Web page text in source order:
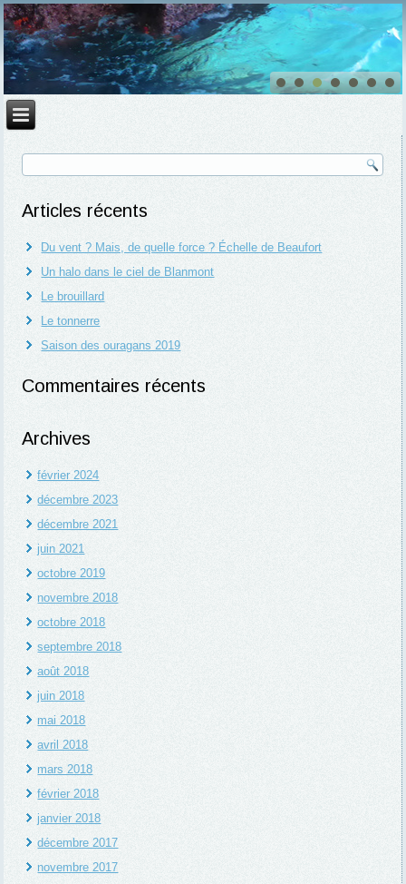
Articles récents
Du vent ? Mais, de quelle force ? Échelle de Beaufort
Un halo dans le ciel de Blanmont
Le brouillard
Le tonnerre
Saison des ouragans 2019
Commentaires récents
Archives
février 2024
décembre 2023
décembre 2021
juin 2021
octobre 2019
novembre 2018
octobre 2018
septembre 2018
août 2018
juin 2018
mai 2018
avril 2018
mars 2018
février 2018
janvier 2018
décembre 2017
novembre 2017